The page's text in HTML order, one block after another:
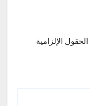
الحقول الإلزامية